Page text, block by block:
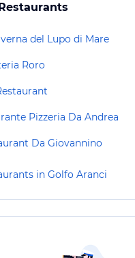
del Lupo di Mare
Roro
Pizzeria Da Andrea
Da Giovannino
in Golfo Aranci